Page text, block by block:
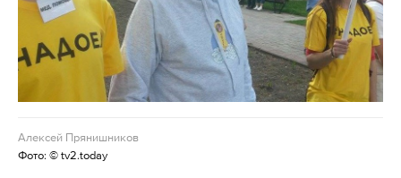
Алексей Прянишников
Фото: © tv2.today